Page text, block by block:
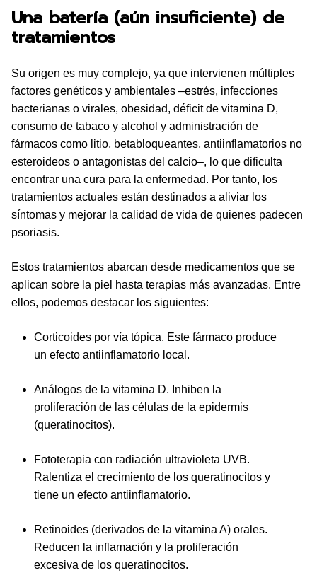
Una batería (aún insuficiente) de
tratamientos
Su origen es muy complejo, ya que intervienen múltiples
factores genéticos y ambientales –estrés, infecciones
bacterianas o virales, obesidad, déficit de vitamina D,
consumo de tabaco y alcohol y administración de
fármacos como litio, betabloqueantes, antiinflamatorios no
esteroideos o antagonistas del calcio–, lo que dificulta
encontrar una cura para la enfermedad. Por tanto, los
tratamientos actuales están destinados a aliviar los
síntomas y mejorar la calidad de vida de quienes padecen
psoriasis.
Estos tratamientos abarcan desde medicamentos que se
aplican sobre la piel hasta terapias más avanzadas. Entre
ellos, podemos destacar los siguientes:
Corticoides por vía tópica. Este fármaco produce
un efecto antiinflamatorio local.
Análogos de la vitamina D. Inhiben la
proliferación de las células de la epidermis
(queratinocitos).
Fototerapia con radiación ultravioleta UVB.
Ralentiza el crecimiento de los queratinocitos y
tiene un efecto antiinflamatorio.
Retinoides (derivados de la vitamina A) orales.
Reducen la inflamación y la proliferación
excesiva de los queratinocitos.